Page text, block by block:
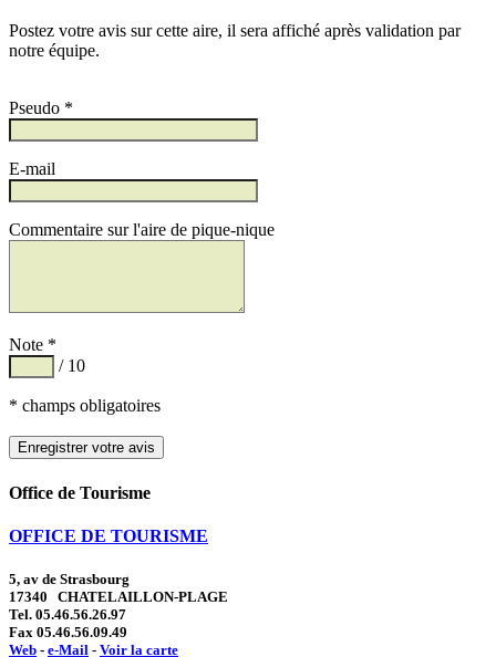
Postez votre avis sur cette aire, il sera affiché après validation par
notre équipe.
Pseudo *
E-mail
Commentaire sur l'aire de pique-nique
Note *
/ 10
* champs obligatoires
Office de Tourisme
OFFICE DE TOURISME
5, av de Strasbourg
17340 CHATELAILLON-PLAGE
Tel. 05.46.56.26.97
Fax 05.46.56.09.49
Web - e-Mail - Voir la carte